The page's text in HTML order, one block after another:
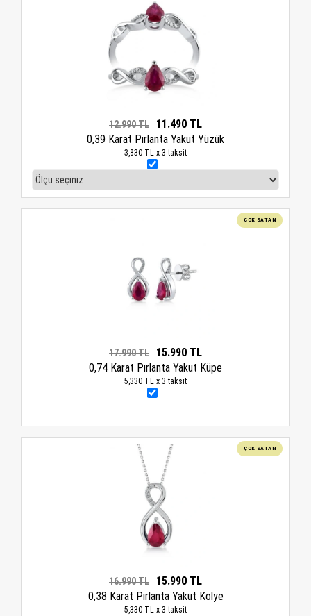
12.990 TL
11.490 TL
0,39 Karat Pırlanta Yakut Yüzük
3,830 TL x 3 taksit
ÇOK SATAN
17.990 TL
15.990 TL
0,74 Karat Pırlanta Yakut Küpe
5,330 TL x 3 taksit
ÇOK SATAN
16.990 TL
15.990 TL
0,38 Karat Pırlanta Yakut Kolye
5,330 TL x 3 taksit